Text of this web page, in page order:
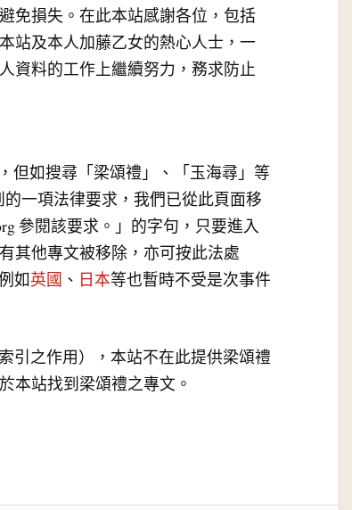
免損失。在此本站感謝各位，包括
站及本人加藤乙女的熱心人士，一
資料的工作上繼續努力，務求防止
但如搜尋「梁頌禮」、「玉海尋」等
一項法律要求，我們已從此頁面移
參閱該要求。」的字句，只要進入
其他專文被移除，亦可按此法處
如英國 、 日本等也暫時不受是次事件
引之作用），本站不在此提供梁頌禮
本站找到梁頌禮之專文。